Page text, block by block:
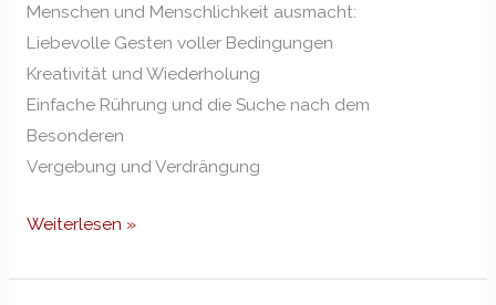
Menschen und Menschlichkeit ausmacht:
Liebevolle Gesten voller Bedingungen
Kreativität und Wiederholung
Einfache Rührung und die Suche nach dem
Besonderen
Vergebung und Verdrängung
Weiterlesen »